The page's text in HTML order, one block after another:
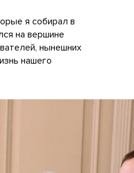
я собирал в
на вершине
нынешних
нашего